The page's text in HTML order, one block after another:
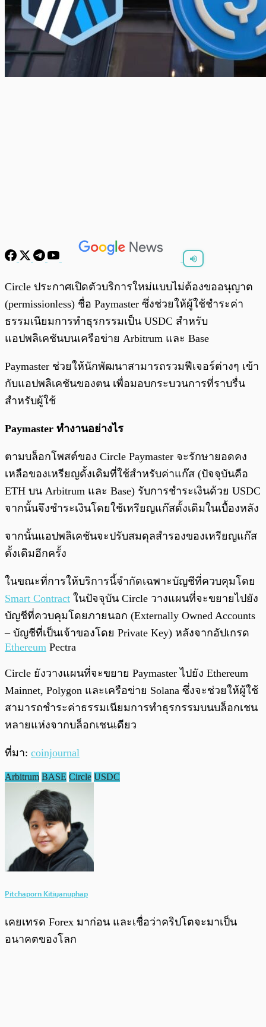
พร้อมเล่น
Circle ประกาศเปิดตัวบริการใหม่แบบไม่ต้องขออนุญาต
(permissionless) ชื่อ Paymaster ซึ่งช่วยให้ผู้ใช้ชำระค่า
ธรรมเนียมการทำธุรกรรมเป็น USDC สำหรับ
แอปพลิเคชันบนเครือข่าย Arbitrum และ Base
Paymaster ช่วยให้นักพัฒนาสามารถรวมฟีเจอร์ต่างๆ เข้า
กับแอปพลิเคชันของตน เพื่อมอบกระบวนการที่ราบรื่น
สำหรับผู้ใช้
Paymaster ทำงานอย่างไร
ตามบล็อกโพสต์ของ Circle Paymaster จะรักษายอดคง
เหลือของเหรียญดั้งเดิมที่ใช้สำหรับค่าแก๊ส (ปัจจุบันคือ
ETH บน Arbitrum และ Base) รับการชำระเงินด้วย USDC
จากนั้นจึงชำระเงินโดยใช้เหรียญแก๊สดั้งเดิมในเบื้องหลัง
จากนั้นแอปพลิเคชันจะปรับสมดุลสำรองของเหรียญแก๊ส
ดั้งเดิมอีกครั้ง
ในขณะที่การให้บริการนี้จำกัดเฉพาะบัญชีที่ควบคุมโดย
Smart Contract ในปัจจุบัน Circle วางแผนที่จะขยายไปยัง
บัญชีที่ควบคุมโดยภายนอก (Externally Owned Accounts
– บัญชีที่เป็นเจ้าของโดย Private Key) หลังจากอัปเกรด
Ethereum Pectra
Circle ยังวางแผนที่จะขยาย Paymaster ไปยัง Ethereum
Mainnet, Polygon และเครือข่าย Solana ซึ่งจะช่วยให้ผู้ใช้
สามารถชำระค่าธรรมเนียมการทำธุรกรรมบนบล็อกเชน
หลายแห่งจากบล็อกเชนเดียว
ที่มา: coinjournal
Arbitrum BASE Circle USDC
Pitchaporn Kitiyanuphap
เคยเทรด Forex มาก่อน และเชื่อว่าคริปโตจะมาเป็น
อนาคตของโลก